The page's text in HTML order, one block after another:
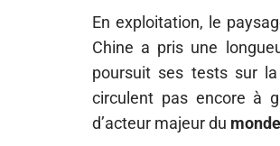
En exploitation, le
Chine a pris une
poursuit ses tests sur
circulent pas encore à
d’acteur majeur du